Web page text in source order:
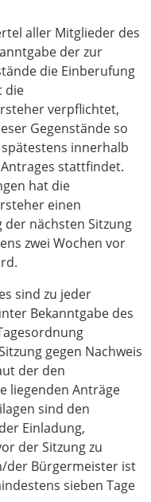
aller Mitglieder des
der zur
die Einberufung
die
verpflichtet,
Gegenstände so
innerhalb
stattfindet.
hat die
einen
der nächsten Sitzung
zwei Wochen vor
sind zu jeder
Bekanntgabe des
gegen Nachweis
der den
liegenden Anträge
sind den
Einladung,
der Sitzung zu
der Bürgermeister ist
sieben Tage